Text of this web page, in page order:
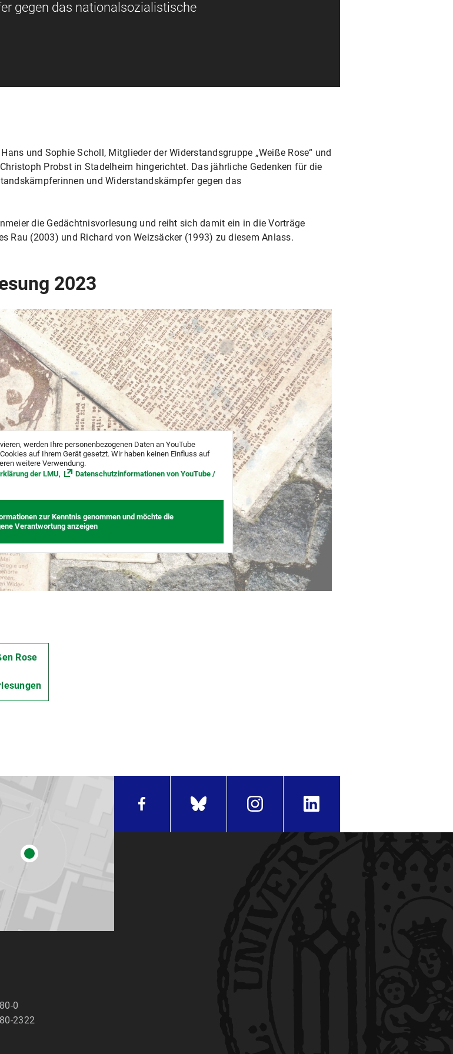
gegen das nationalsozialistische
und Sophie Scholl, Mitglieder der Widerstandsgruppe „Weiße Rose“ und
Probst in Stadelheim hingerichtet. Das jährliche Gedenken für die
und Widerstandskämpfer gegen das
die Gedächtnisvorlesung und reiht sich damit ein in die Vorträge
Rau (2003) und Richard von Weizsäcker (1993) zu diesem Anlass.
2023
werden Ihre personenbezogenen Daten an YouTube
auf Ihrem Gerät gesetzt. Wir haben keinen Einfluss auf
weitere Verwendung.
der LMU,
Datenschutzinformationen von YouTube /
zur Kenntnis genommen und möchte die
Verantwortung anzeigen
Rose
0
2322